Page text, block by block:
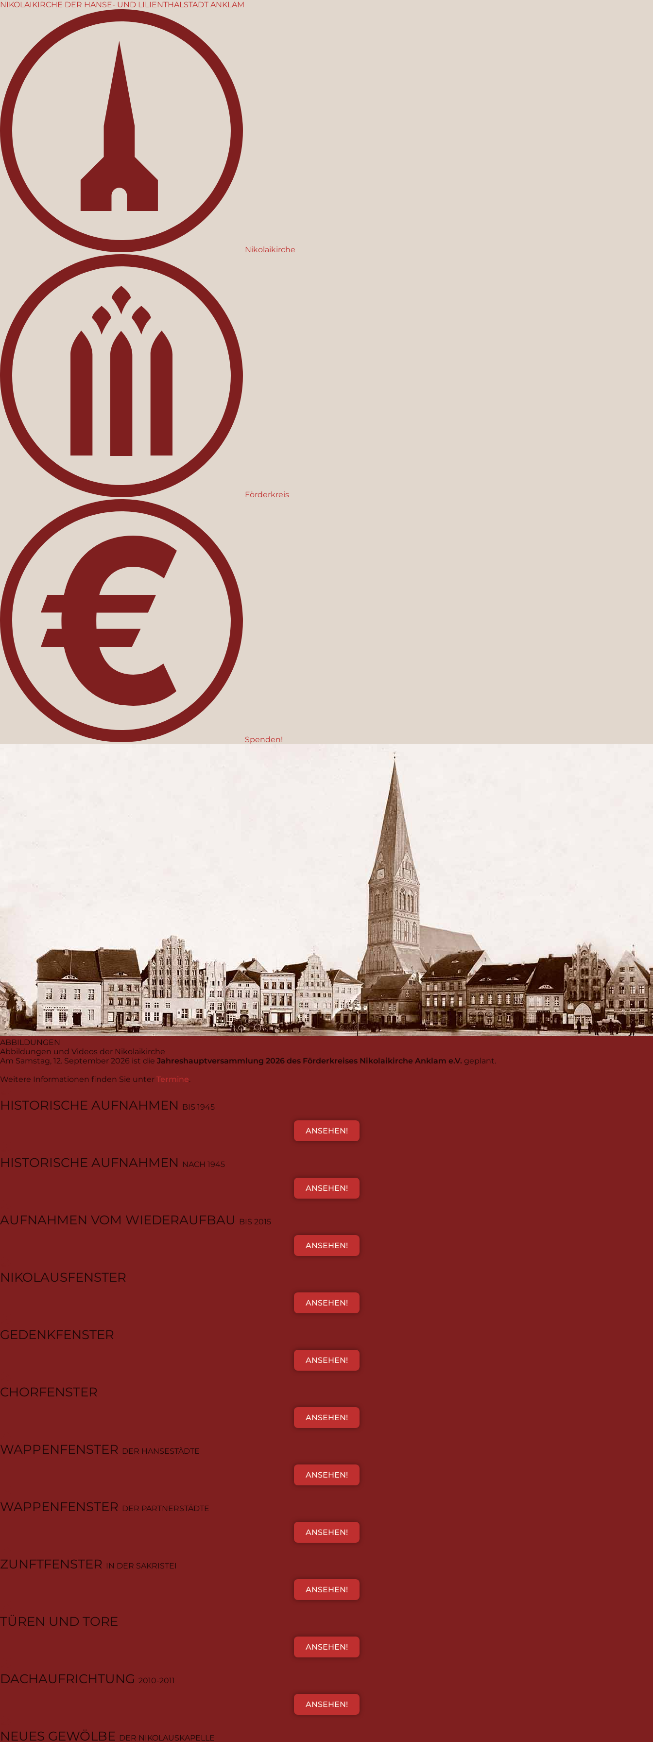
NIKOLAIKIRCHE DER HANSE- UND LILIENTHALSTADT ANKLAM
Nikolaikirche
Förderkreis
Spenden!
ABBILDUNGEN
Abbildungen und Videos der Nikolaikirche
Am Samstag, 12. September 2026 ist die Jahreshauptversammlung 2026 des Förderkreises Nikolaikirche Anklam e.V. geplant.
Weitere Informationen finden Sie unter Termine.
HISTORISCHE AUFNAHMEN BIS 1945
ANSEHEN!
HISTORISCHE AUFNAHMEN NACH 1945
ANSEHEN!
AUFNAHMEN VOM WIEDERAUFBAU BIS 2015
ANSEHEN!
NIKOLAUSFENSTER
ANSEHEN!
GEDENKFENSTER
ANSEHEN!
CHORFENSTER
ANSEHEN!
WAPPENFENSTER DER HANSESTÄDTE
ANSEHEN!
WAPPENFENSTER DER PARTNERSTÄDTE
ANSEHEN!
ZUNFTFENSTER IN DER SAKRISTEI
ANSEHEN!
TÜREN UND TORE
ANSEHEN!
DACHAUFRICHTUNG 2010-2011
ANSEHEN!
NEUES GEWÖLBE DER NIKOLAUSKAPELLE